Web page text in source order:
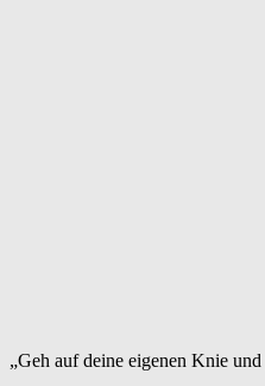
„Geh auf deine eigenen Knie